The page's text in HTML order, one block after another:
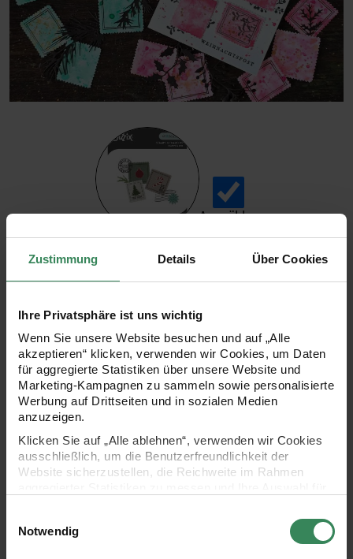
Zustimmung Details Über Cookies
Ihre Privatsphäre ist uns wichtig
Wenn Sie unsere Website besuchen und auf „Alle
akzeptieren“ klicken, verwenden wir Cookies, um Daten
für aggregierte Statistiken über unsere Website und
Marketing-Kampagnen zu sammeln sowie personalisierte
Werbung auf Drittseiten und in sozialen Medien
anzuzeigen.
Klicken Sie auf „Alle ablehnen“, verwenden wir Cookies
ausschließlich, um die Benutzerfreundlichkeit der
Website sicherzustellen, die Reichweite im Rahmen
Ihre Einwilligung ist freiwillig und kann jederzeit über den
Link „Cookie-Einstellungen“ im Fußbereich der Seite
Notwendig
Auswählen
Clear Stamps / Framelits Special
Dilevery Briefmarken
Einzelpreis
23,99 €*
Summe
23,99 €*
Artikeldetails
Menge:
Auswählen
Paper Poetry Stempelset für den
19,99 €*